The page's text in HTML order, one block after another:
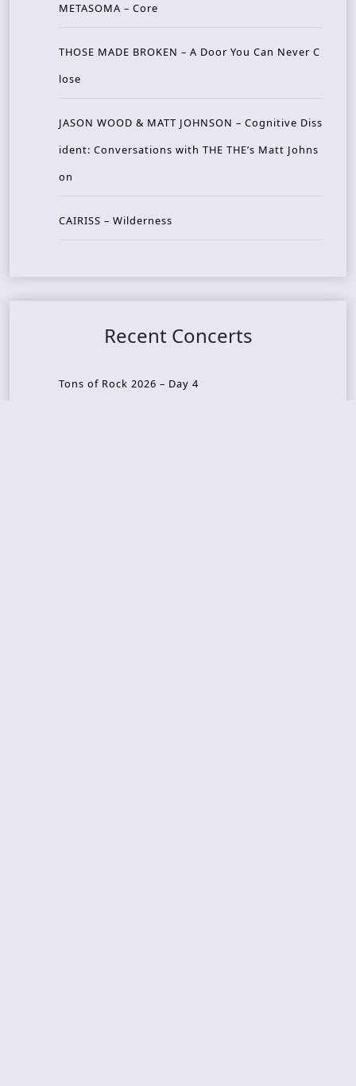
METASOMA – Core
THOSE MADE BROKEN – A Door You Can Never C
lose
JASON WOOD & MATT JOHNSON – Cognitive Diss
ident: Conversations with THE THE’s Matt Johns
on
CAIRISS – Wilderness
Recent Concerts
Tons of Rock 2026 – Day 4